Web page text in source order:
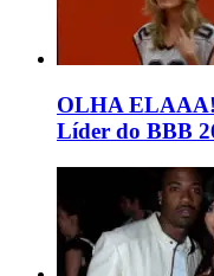
OLHA ELAAA!
Líder do BBB